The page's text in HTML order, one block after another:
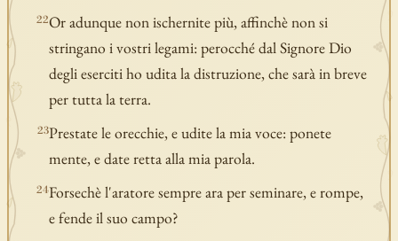
22Or adunque non ischernite più, affinchè non si
stringano i vostri legami: perocché dal Signore Dio
degli eserciti ho udita la distruzione, che sarà in breve
per tutta la terra.
23Prestate le orecchie, e udite la mia voce: ponete
mente, e date retta alla mia parola.
24Forsechè l'aratore sempre ara per seminare, e rompe,
e fende il suo campo?